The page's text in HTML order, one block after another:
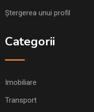
Ștergerea unui profil
Categorii
Imobiliare
Transport